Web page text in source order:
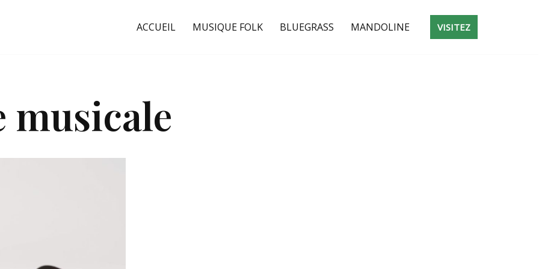
ACCUEIL MUSIQUE FOLK BLUEGRASS MANDOLINE VISITEZ
musicale